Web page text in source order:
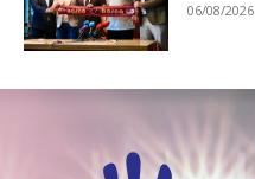
06/08/2026